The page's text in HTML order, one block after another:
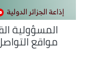
المسؤولية
مواقع